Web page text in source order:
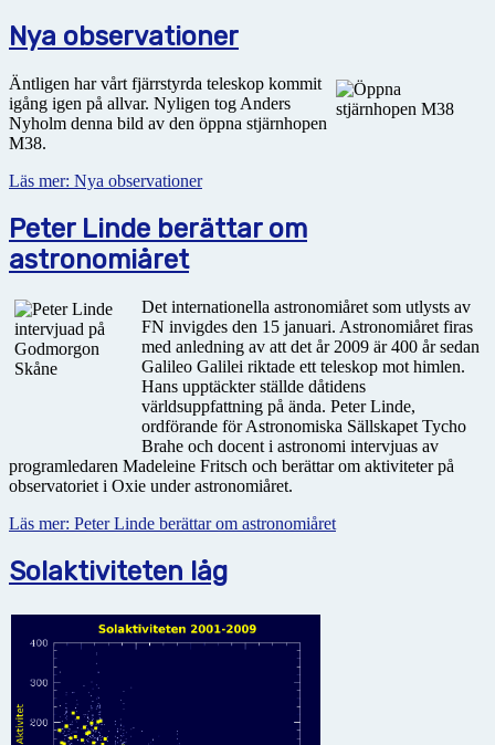
Nya observationer
Äntligen har vårt fjärrstyrda teleskop kommit
igång igen på allvar. Nyligen tog Anders
Nyholm denna bild av den öppna stjärnhopen
M38.
Läs mer: Nya observationer
Peter Linde berättar om
astronomiåret
Det internationella astronomiåret som utlysts av
FN invigdes den 15 januari. Astronomiåret firas
med anledning av att det år 2009 är 400 år sedan
Galileo Galilei riktade ett teleskop mot himlen.
Hans upptäckter ställde dåtidens
världsuppfattning på ända. Peter Linde,
ordförande för Astronomiska Sällskapet Tycho
Brahe och docent i astronomi intervjuas av
programledaren Madeleine Fritsch och berättar om aktiviteter på
observatoriet i Oxie under astronomiåret.
Läs mer: Peter Linde berättar om astronomiåret
Solaktiviteten låg